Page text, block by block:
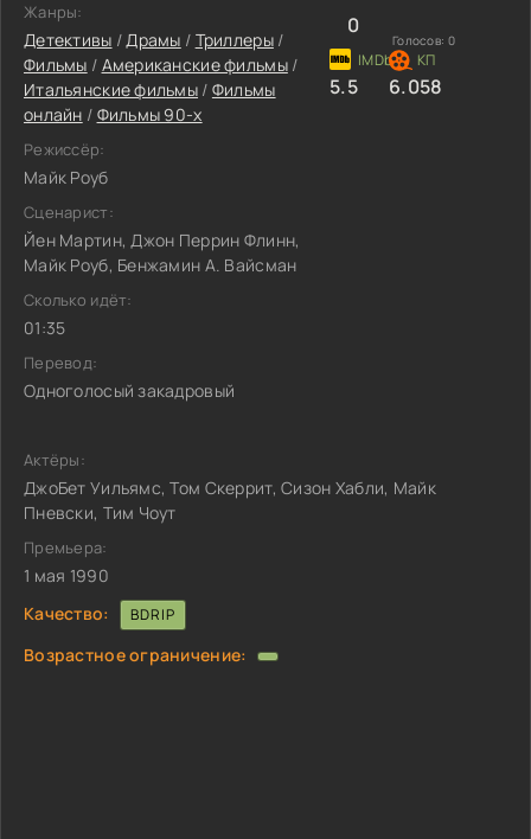
Жанры:
Детективы /Драмы / Триллеры/
Фильмы / Американские фильмы/
Итальянские фильмы / Фильмы
онлайн / Фильмы 90-х
Режиссёр:
Майк Роуб
Сценарист:
Йен Мартин, Джон Перрин Флинн,
Майк Роуб, Бенжамин А. Вайсман
Сколько идёт:
01:35
Перевод:
Одноголосый закадровый
0
Голосов: 0
5.5 6.058
Актёры:
ДжоБет Уильямс, Том Скеррит, Сизон Хабли, Майк
Пневски, Тим Чоут
Премьера:
1 мая 1990
Качество:
BDRIP
Возрастное ограничение: